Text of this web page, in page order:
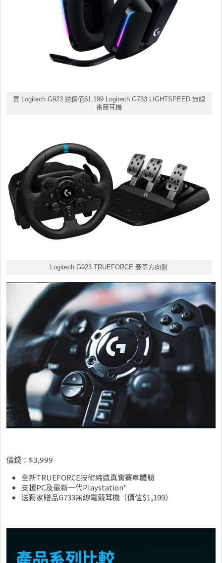
買 Logitech G923 送價值$1,199 Logitech G733 LIGHTSPEED 無線
電競耳機
Logitech G923 TRUEFORCE 賽車方向盤
價錢：$3,999
全新TRUEFORCE技術締造真實賽車體驗
支援PC及最新一代Playstation*
送獨家贈品G733無線電競耳機（價值$1,199）